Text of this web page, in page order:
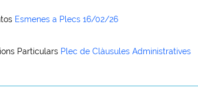
Esmenes a Plecs 16/02/26
Particulars Plec de Clàusules Administratives